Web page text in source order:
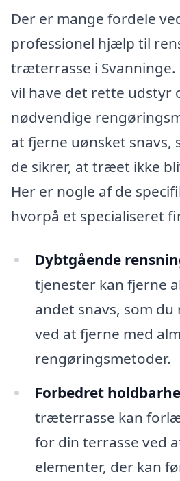
Der er mange fordele
professionel hjælp til
træterrasse i
vil have det rette udstyr
nødvendige
at fjerne uønsket snavs,
de sikrer, at træet ikke
Her er nogle af de
hvorpå et specialiseret
Dybtgående
tjenester kan fjerne
andet snavs, som
ved at fjerne med
rengøringsmetoder.
Forbedret
træterrasse kan
for din terrasse ved
elementer, der kan